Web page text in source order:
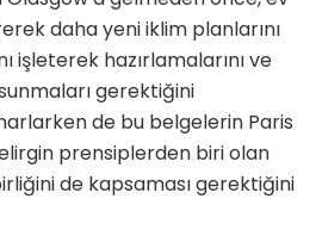
daha yeni iklim planlarını
işleterek hazırlamalarını ve
gerektiğini
de bu belgelerin Paris
prensiplerden biri olan
de kapsaması gerektiğini